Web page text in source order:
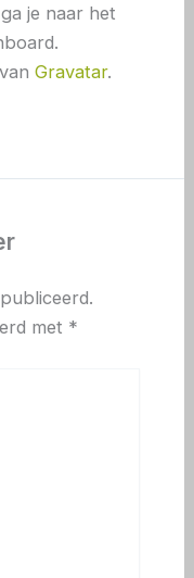
je naar het
Gravatar.
met *